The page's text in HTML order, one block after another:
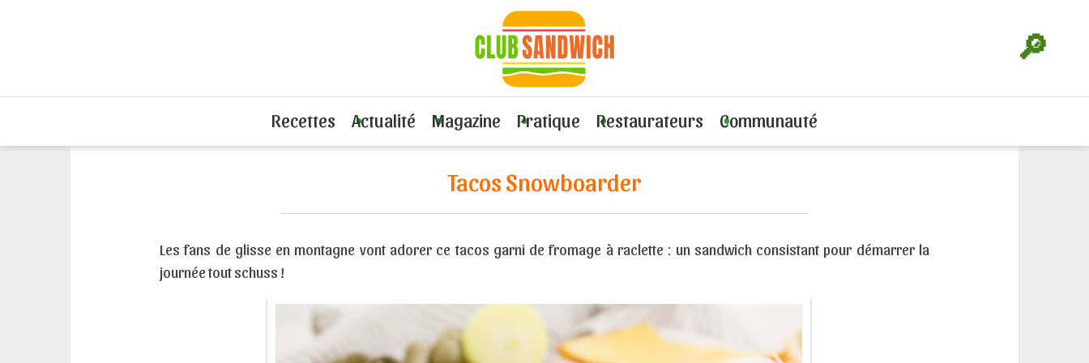
🔎
Recettes Actualité Magazine Pratique Restaurateurs Communauté
Recette Tacos Snowboarder
Tacos Snowboarder
Les fans de glisse en montagne vont adorer ce tacos garni de fromage à raclette : un sandwich consistant pour démarrer la
journée tout schuss !